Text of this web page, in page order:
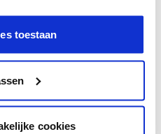
toestaan
cookies
à améliorer ?
si certaines
pas claires ?